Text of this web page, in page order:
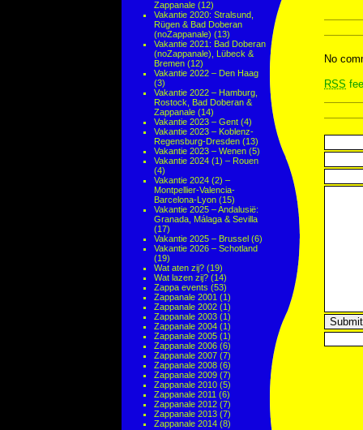
Zappanale (12)
Vakantie 2020: Stralsund,
Rügen & Bad Doberan
(noZappanale) (13)
Vakantie 2021: Bad Doberan
(noZappanale), Lübeck &
Bremen (12)
Vakantie 2022 – Den Haag
(3)
Vakantie 2022 – Hamburg,
Rostock, Bad Doberan &
Zappanale (14)
Vakantie 2023 – Gent (4)
Vakantie 2023 – Koblenz-
Regensburg-Dresden (13)
Vakantie 2023 – Wenen (5)
Vakantie 2024 (1) – Rouen
(4)
Vakantie 2024 (2) –
Montpellier-Valencia-
Barcelona-Lyon (15)
Vakantie 2025 – Andalusië:
Granada, Málaga & Sevilla
(17)
Vakantie 2025 – Brussel (6)
Vakantie 2026 – Schotland
(19)
Wat aten zij? (19)
Wat lazen zij? (14)
Zappa events (53)
Zappanale 2001 (1)
Zappanale 2002 (1)
Zappanale 2003 (1)
Zappanale 2004 (1)
Zappanale 2005 (1)
Zappanale 2006 (6)
Zappanale 2007 (7)
Zappanale 2008 (6)
Zappanale 2009 (7)
Zappanale 2010 (5)
Zappanale 2011 (6)
Zappanale 2012 (7)
Zappanale 2013 (7)
Zappanale 2014 (8)
No
RSS